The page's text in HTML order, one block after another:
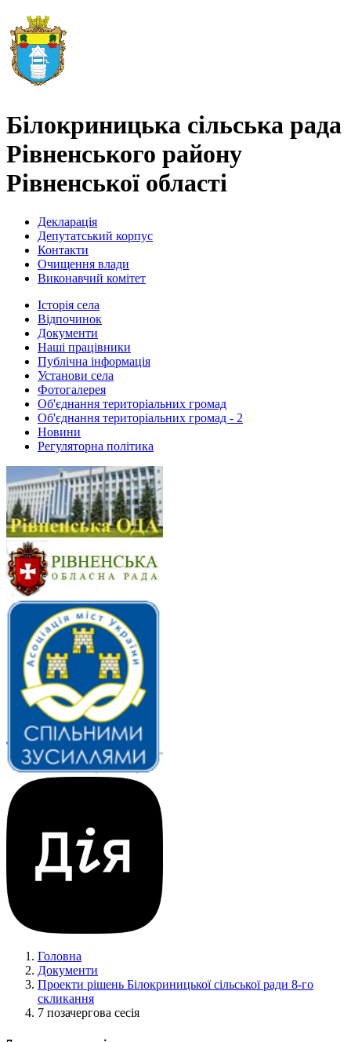
Білокриницька сільська рада
Рівненського району
Рівненської області
Декларація
Депутатський корпус
Контакти
Очищення влади
Виконавчий комітет
Історія села
Відпочинок
Документи
Наші працівники
Публічна інформація
Установи села
Фотогалерея
Об'єднання територіальних громад
Об'єднання територіальних громад - 2
Новини
Регуляторна політика
Головна
Документи
Проекти рішень Білокриницької сільської ради 8-го
скликання
7 позачергова сесія